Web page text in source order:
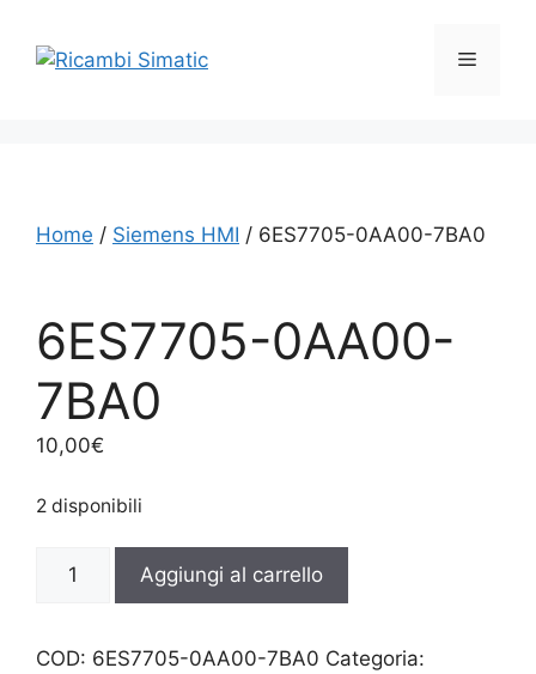
contenuto
Menu
Home / Siemens HMI / 6ES7705-0AA00-7BA0
6ES7705-0AA00-
7BA0
10,00€
2 disponibili
0AA00-
quantità
Aggiungi al carrello
COD: 6ES7705-0AA00-7BA0 Categoria: